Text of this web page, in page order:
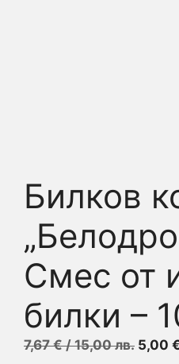
Билков
Смес от
билки –
7,67€/ 15,00 лв. 5,00